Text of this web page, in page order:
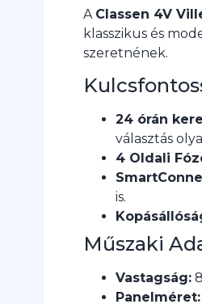
A Classen 4V
klasszikus és
szeretnének.
24 órán
választás
4 Oldali
is.
Műszaki
Vastagság:
Panelméret: